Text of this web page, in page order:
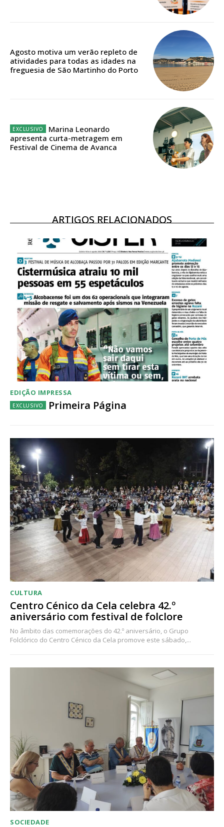
Edição em papel entregue à Quinta-feira em sua
Acesso aos conteúdos Exclusivos para
assinantes
Ofertas para assinatura anual
ASSINATURA
Acesso ao conteúdo online
Acesso aos conteúdos Exclusivos para
assinantes
Ofertas para assinatura anual
Escolha o plano
Agosto motiva um verão repleto de
atividades para todas as idades na
freguesia de São Martinho do Porto
Marina Leonardo
apresenta curta-metragem em
Festival de Cinema de Avanca
ARTIGOS RELACIONADOS
EDIÇÃO IMPRESSA
Primeira Página
CULTURA
Centro Cénico da Cela celebra 42.º
aniversário com festival de folclore
No âmbito das comemorações do 42.º aniversário, o Grupo
Folclórico do Centro Cénico da Cela promove este sábado,...
SOCIEDADE